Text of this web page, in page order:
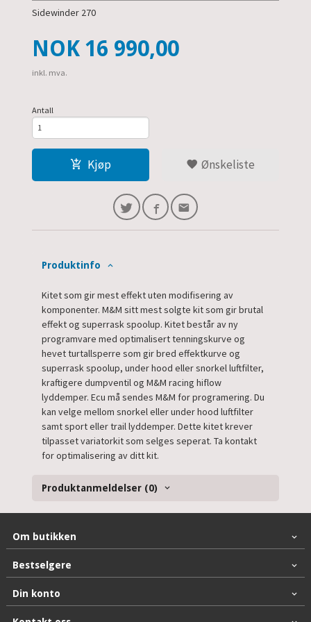
Sidewinder 270
Pris
NOK 16 990,00
inkl. mva.
Antall
Kjøp Ønskeliste
Produktinfo
Kitet som gir mest effekt uten modifisering av
komponenter. M&M sitt mest solgte kit som gir brutal
effekt og superrask spoolup. Kitet består av ny
programvare med optimalisert tenningskurve og
hevet turtallsperre som gir bred effektkurve og
superrask spoolup, under hood eller snorkel luftfilter,
kraftigere dumpventil og M&M racing hiflow
lyddemper. Ecu må sendes M&M for programering. Du
kan velge mellom snorkel eller under hood luftfilter
samt sport eller trail lyddemper. Dette kitet krever
tilpasset variatorkit som selges seperat. Ta kontakt
for optimalisering av ditt kit.
Produktanmeldelser (0)
Om butikken
Bestselgere
Din konto